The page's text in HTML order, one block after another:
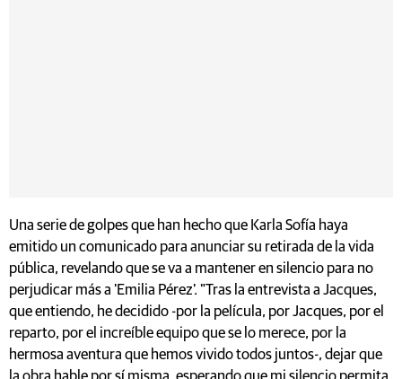
Una serie de golpes que han hecho que Karla Sofía haya
emitido un comunicado para anunciar su retirada de la vida
pública, revelando que se va a mantener en silencio para no
perjudicar más a 'Emilia Pérez'. "Tras la entrevista a Jacques,
que entiendo, he decidido -por la película, por Jacques, por el
reparto, por el increíble equipo que se lo merece, por la
hermosa aventura que hemos vivido todos juntos-, dejar que